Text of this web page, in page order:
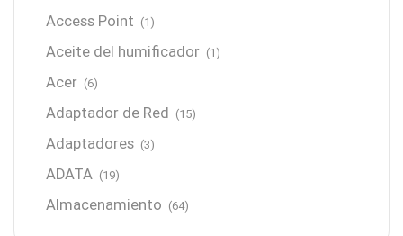
Access Point (1)
Aceite del humificador (1)
Acer (6)
Adaptador de Red (15)
Adaptadores (3)
ADATA (19)
Almacenamiento (64)